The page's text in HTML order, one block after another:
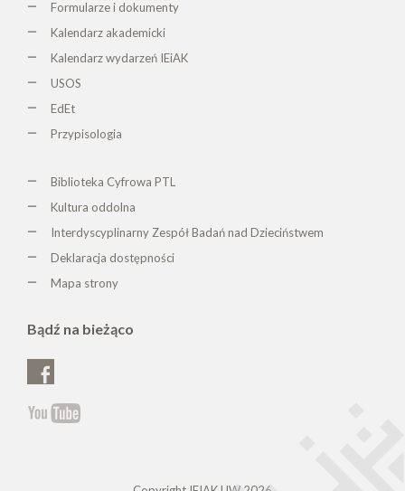
Formularze i dokumenty
Kalendarz akademicki
Kalendarz wydarzeń IEiAK
USOS
EdEt
Przypisologia
Biblioteka Cyfrowa PTL
Kultura oddolna
Interdyscyplinarny Zespół Badań nad Dzieciństwem
Deklaracja dostępności
Mapa strony
Bądź na bieżąco